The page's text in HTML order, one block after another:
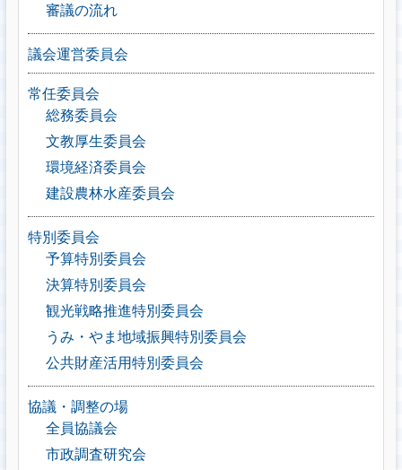
審議の流れ
議会運営委員会
常任委員会
総務委員会
文教厚生委員会
環境経済委員会
建設農林水産委員会
特別委員会
予算特別委員会
決算特別委員会
観光戦略推進特別委員会
うみ・やま地域振興特別委員会
公共財産活用特別委員会
協議・調整の場
全員協議会
市政調査研究会